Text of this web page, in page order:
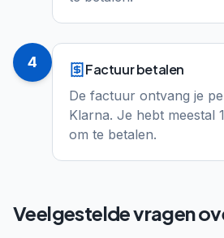
4 Factuur betalen
De factuur ontvang je
Klarna. Je hebt meestal
om te betalen.
Veelgestelde vragen